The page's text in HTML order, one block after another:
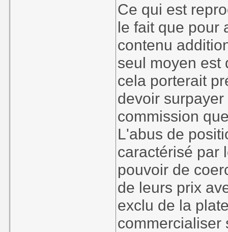
Ce qui est
le fait que pour
contenu
seul moyen est
cela porterait
devoir
commission
L'abus de
caractérisé par
pouvoir de
de leurs prix
exclu de la
commercialiser